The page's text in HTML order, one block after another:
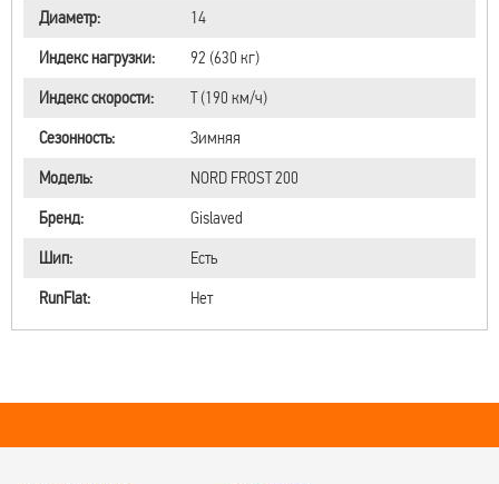
Диаметр:
14
Индекс нагрузки:
92 (630 кг)
Индекс скорости:
T (190 км/ч)
Сезонность:
Зимняя
Модель:
NORD FROST 200
Бренд:
Gislaved
Шип:
Есть
RunFlat:
Нет